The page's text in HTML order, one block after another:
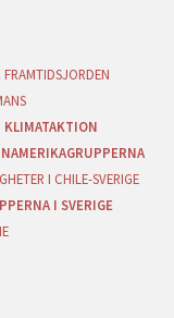
FRAMTIDSJORDEN
KLIMATAKTION
I CHILE-SVERIGE
I SVERIGE